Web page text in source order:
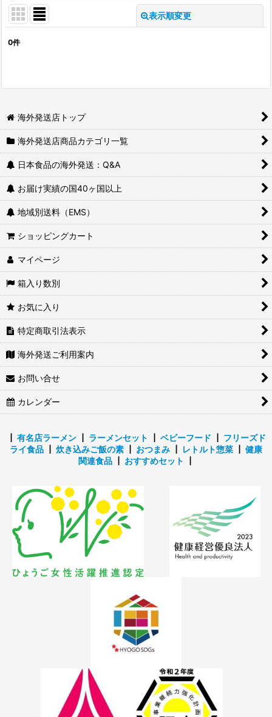
表示順変更
表示数
0件
海外発送店トップ
海外発送店商品カテゴリ一覧
日本食品の海外発送：Q&A
お届け実績の国40ヶ国以上
地域別送料（EMS）
ショッピングカート
マイページ
箱入り数別
お気に入り
特定商取引法表示
海外発送ご利用案内
お問い合せ
カレンダー
有名店ラーメン┃ ラーメンセット ベビーフード
フリーズド
ライ食品
炊き込みご飯の素 おつまみ レトルト惣菜
健康
関連食品┃ おすすめセット